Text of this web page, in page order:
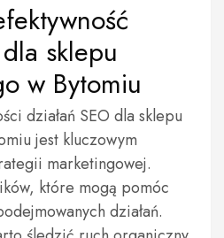
sklepu
w Bytomiu
działań SEO dla sklepu
jest kluczowym
marketingowej.
które mogą pomóc
działań.